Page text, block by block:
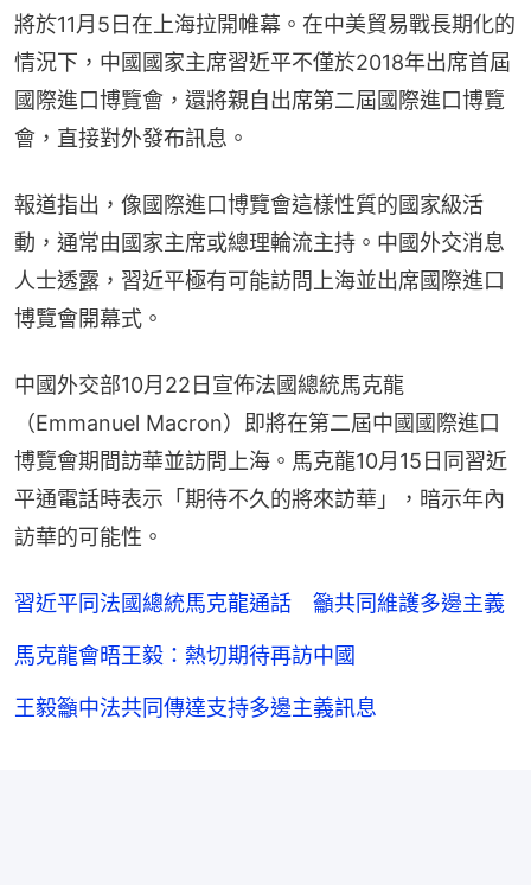
將於11月5日在上海拉開帷幕。在中美貿易戰長期化的
情況下，中國國家主席習近平不僅於2018年出席首屆
國際進口博覽會，還將親自出席第二屆國際進口博覽
會，直接對外發布訊息。
報道指出，像國際進口博覽會這樣性質的國家級活
動，通常由國家主席或總理輪流主持。中國外交消息
人士透露，習近平極有可能訪問上海並出席國際進口
博覽會開幕式。
中國外交部10月22日宣佈法國總統馬克龍
（Emmanuel Macron）即將在第二屆中國國際進口
博覽會期間訪華並訪問上海。馬克龍10月15日同習近
平通電話時表示「期待不久的將來訪華」，暗示年內
訪華的可能性。
習近平同法國總統馬克龍通話 籲共同維護多邊主義
馬克龍會晤王毅：熱切期待再訪中國
王毅籲中法共同傳達支持多邊主義訊息